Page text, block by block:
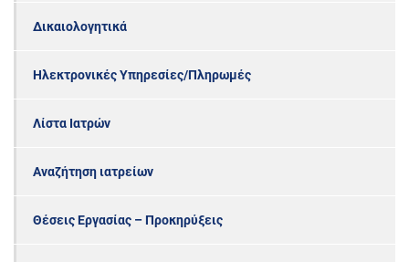
Δικαιολογητικά
Ηλεκτρονικές Υπηρεσίες/Πληρωμές
Λίστα Ιατρών
Αναζήτηση ιατρείων
Θέσεις Εργασίας – Προκηρύξεις